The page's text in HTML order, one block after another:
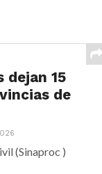
dejan 15
de
(Sinaproc )